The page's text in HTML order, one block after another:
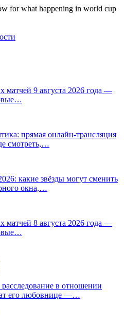
for what happening in world cup
матчей 9 августа 2026 года —
прямая онлайн-трансляция
смотреть,…
какие звёзды могут сменить
окна,…
матчей 8 августа 2026 года —
в отношении
его любовнице —…